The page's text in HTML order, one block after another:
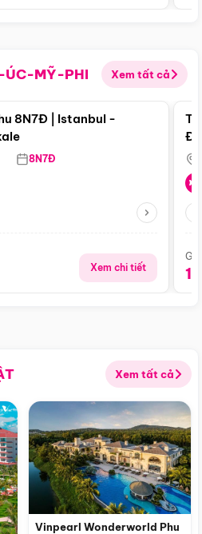
ÚC-MỸ-PHI Xem tất cả
Điểm nổi bật
8N7Đ | Istanbul -
8N7Đ
Xem chi tiết
Xem tất cả
Vinpearl Wonderworld Phu